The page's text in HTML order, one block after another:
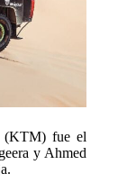
(KTM) fue el
y Ahmed